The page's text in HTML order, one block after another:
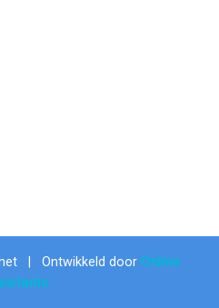
| Ontwikkeld door Online